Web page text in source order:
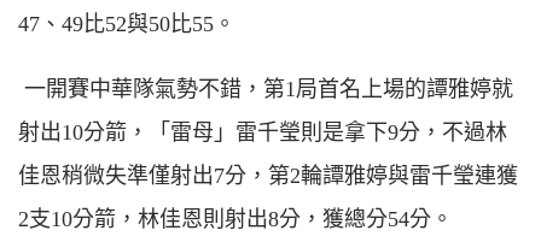
47、49比52與50比55。
一開賽中華隊氣勢不錯，第1局首名上場的譚雅婷就
射出10分箭，「雷母」雷千瑩則是拿下9分，不過林
佳恩稍微失準僅射出7分，第2輪譚雅婷與雷千瑩連獲
2支10分箭，林佳恩則射出8分，獲總分54分。